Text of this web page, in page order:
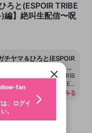
ろと(ESPOIR TRIBE
編】絶叫生配信〜呪
チヤマ＆ひろと(ESPOIR
ール•トライブ-)編】絶
れた怪アパート〜
ガチヤマ（ESPOIR TRIB
・トライブ-） ひろと（ES
スポワール・トライブ-）
死を遂げるという、怪事
なアパート。 真相を確か
続きをみる
広告
fan
、ログイ
登録
fanア
ン中のア
イン
fan
、ログイ
。
力
て報告しま
ア